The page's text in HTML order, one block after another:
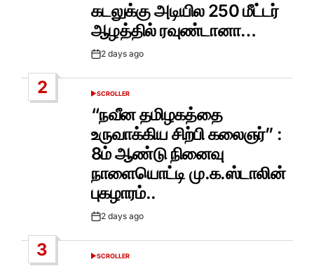
கடலுக்கு அடியில 250 மீட்டர்
ஆழத்தில் ரவுண்டானா…
Post2 days ago
2
POSTED
IN
SCROLLER
“நவீன தமிழகத்தை
உருவாக்கிய சிற்பி கலைஞர்” :
8ம் ஆண்டு நினைவு
நாளையொட்டி மு.க.ஸ்டாலின்
புகழாரம்..
Post2 days ago
3
POSTED
SCROLLER